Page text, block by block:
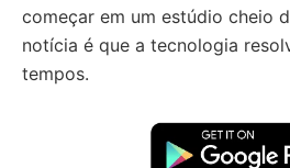
começar em um estúdio cheio
notícia é que a tecnologia
tempos.